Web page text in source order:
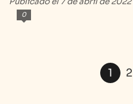
0
1 2